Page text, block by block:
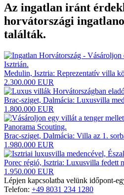
Az ingatlan iránt
horvátországi
találták.
Medulin, Isztria: Reprezentatív villa
2.300.000 EUR
Brac-sziget, Dalmácia: Luxusvilla
1.800.000 EUR
Brac-sziget, Dalmácia: Villa az 1.
1.980.000 EUR
Porec régió, Isztria: Luxusvilla fedett
1.950.000 EUR
Lépjen kapcsolatba velünk időpont-
Telefon: +49 8031 234 1280